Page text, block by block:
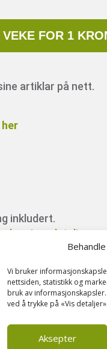
Vi bruker
nettsiden, statistikk og
bruk av
ved å trykke på «Vis detaljer».
Aksepter
FOR 1
artiklar på nett.
inkludert.
ein e-post til